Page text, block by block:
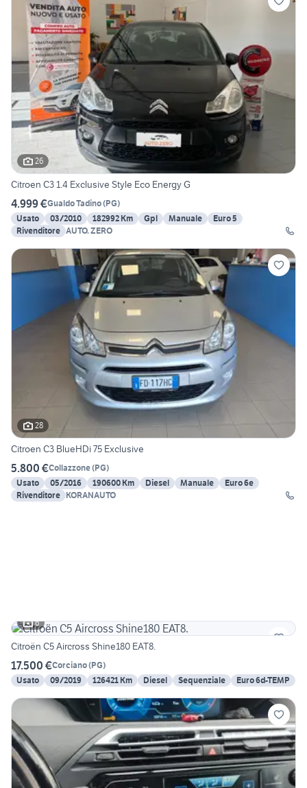
26
Citroen C3 1.4 Exclusive Style Eco Energy G
4.999 €Gualdo Tadino(PG)
Usato
03/2010 182992 Km Gpl Manuale
Euro 5
Rivenditore AUTO. ZERO
28
Citroen C3 BlueHDi 75 Exclusive
5.800 €Collazzone(PG)
Usato
05/2016 190600 Km Diesel Manuale
Euro 6e
Rivenditore KORANAUTO
6
Citroën C5 Aircross Shine180 EAT8.
17.500 €Corciano(PG)
Usato
09/2019 126421 Km Diesel Sequenziale Euro 6d-TEMP